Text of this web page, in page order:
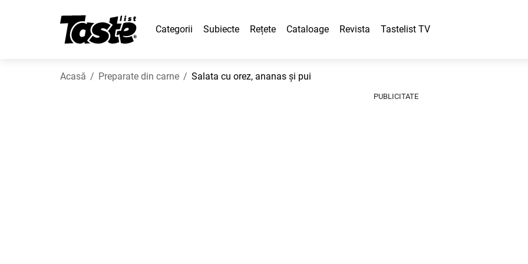
Categorii Subiecte Rețete Cataloage Revista Tastelist TV
Acasă Preparate din carne Salata cu orez, ananas și pui
PUBLICITATE